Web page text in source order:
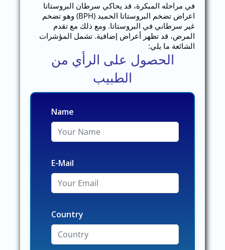
في مراحله المبكرة، قد يحاكي سرطان البروستاتا
اعراض تضخم البروستاتا الحميد (BPH) وهو تضخم
غير سرطاني في البروستاتا. ومع ذلك مع تقدم
المرض، قد تظهر أعراض إضافية. تشمل المؤشرات
الشائعة ما يلي:
الحصول على الرأي من
الطبيب
Name
E-Mail
Country